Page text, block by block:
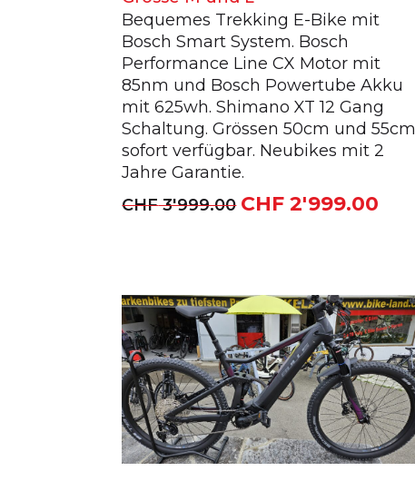
Bequemes Trekking E-Bike mit
Bosch Smart System. Bosch
Performance Line CX Motor mit
85nm und Bosch Powertube Akku
mit 625wh. Shimano XT 12 Gang
Schaltung. Grössen 50cm und 55cm
sofort verfügbar. Neubikes mit 2
Jahre Garantie.
CHF3'999.00 Ursprünglicher
CHF 2'999.00